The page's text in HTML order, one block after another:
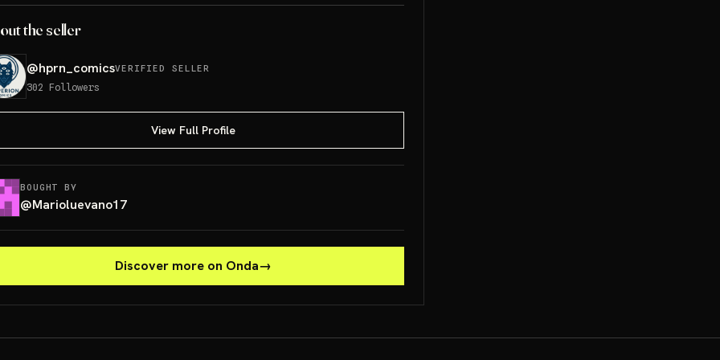
the seller
@hprn_comicsVERIFIED SELLER
302 Followers
View Full Profile
BOUGHT BY
@Marioluevano17
Discover more on Onda→